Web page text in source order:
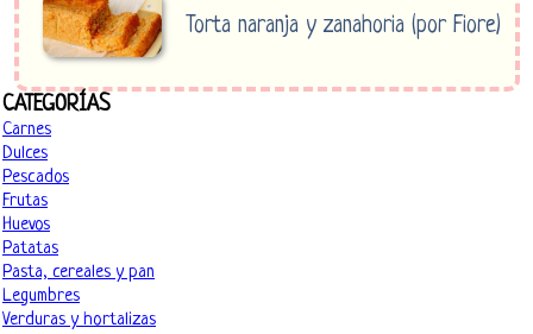
Torta naranja y zanahoria (por Fiore)
CATEGORÍAS
Carnes
Dulces
Pescados
Frutas
Huevos
Patatas
Pasta, cereales y pan
Legumbres
Verduras y hortalizas